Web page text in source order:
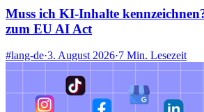
Muss ich KI-Inhalte
zum EU AI Act
#lang-de·3. August 2026·7 Min. Lesezeit